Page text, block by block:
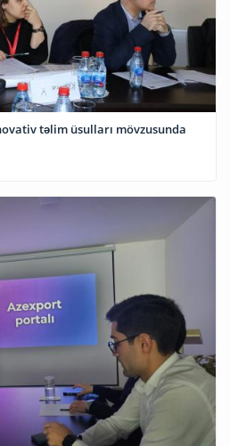
təlim üsulları mövzusunda